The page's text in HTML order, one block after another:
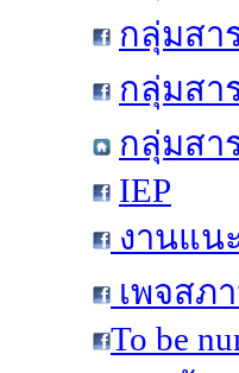
กลุ่มสา
กลุ่มสา
กลุ่มสา
IEP
งานแน
เพจสภ
To be